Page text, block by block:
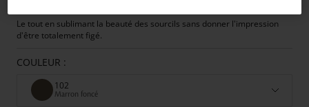
Le tout en sublimant la beauté des sourcils sans donner l'impression
d'être totalement figé.
COULEUR :
102
Marron foncé